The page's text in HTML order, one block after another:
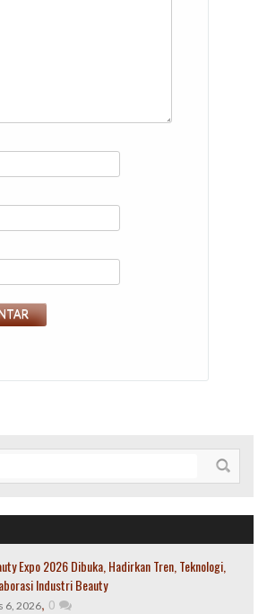
Expo 2026 Dibuka, Hadirkan Tren, Teknologi,
Industri Beauty
6, 2026, 0